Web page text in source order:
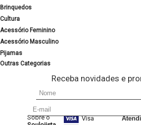
Brinquedos
Cultura
Acessório Feminino
Acessório Masculino
Pijamas
Outras Categorias
Receba novidades e
Sobre o
Visa